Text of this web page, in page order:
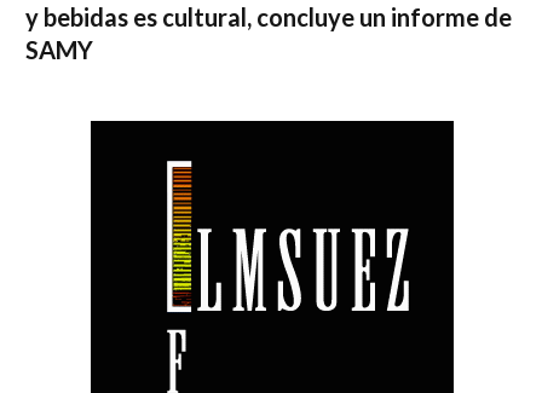
y bebidas es cultural, concluye un informe de
SAMY